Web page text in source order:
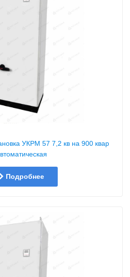
УКРМ 57 7,2 кв на 900 квар
Подробнее